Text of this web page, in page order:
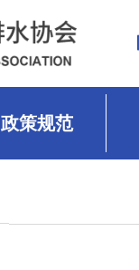
政策规范